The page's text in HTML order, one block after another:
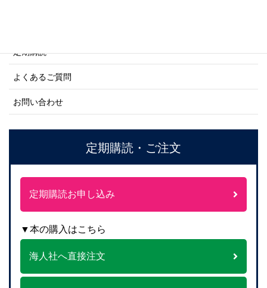
定期購読
よくあるご質問
お問い合わせ
定期購読・ご注文
定期購読お申し込み
▼本の購入はこちら
海人社へ直接注文